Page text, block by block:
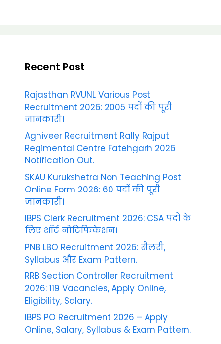
Recent Post
Rajasthan RVUNL Various Post
Recruitment 2026: 2005 पदों की पूरी
जानकारी।
Agniveer Recruitment Rally Rajput
Regimental Centre Fatehgarh 2026
Notification Out.
SKAU Kurukshetra Non Teaching Post
Online Form 2026: 60 पदों की पूरी
जानकारी।
IBPS Clerk Recruitment 2026: CSA पदों के
लिए शॉर्ट नोटिफिकेशन।
PNB LBO Recruitment 2026: सैलरी,
Syllabus और Exam Pattern.
RRB Section Controller Recruitment
2026: 119 Vacancies, Apply Online,
Eligibility, Salary.
IBPS PO Recruitment 2026 – Apply
Online, Salary, Syllabus & Exam Pattern.